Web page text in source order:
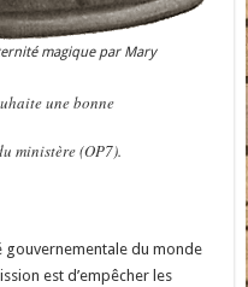
magique par Mary
une bonne
ministère (OP7).
gouvernementale du monde
est d’empêcher les